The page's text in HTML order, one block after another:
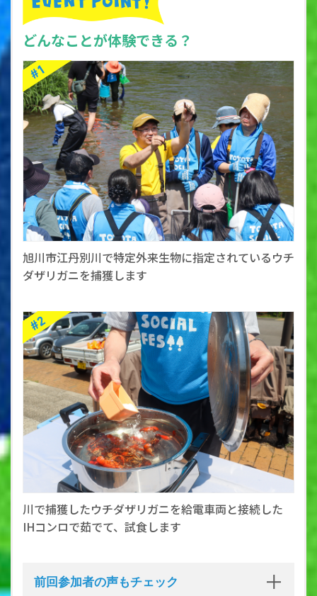
どんなことが体験できる？
旭川市江丹別川で特定外来生物に指定されているウチ
ダザリガニを捕獲します
川で捕獲したウチダザリガニを給電車両と接続した
IHコンロで茹でて、試食します
前回参加者の声もチェック